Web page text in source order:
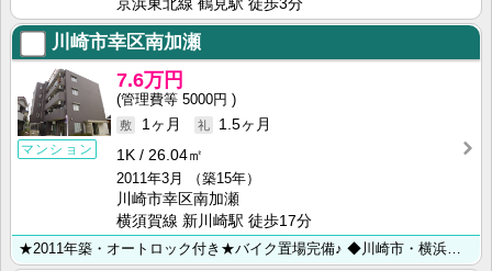
京浜東北線 鶴見駅 徒歩3分
川崎市幸区南加瀬
マンション
7.6万円
5000円
1ヶ月
1.5ヶ月
1K
26.04㎡
2011年3月
（築15年）
川崎市幸区南加瀬
横須賀線 新川崎駅 徒歩17分
★2011年築・オートロック付き★バイク置場完備♪ ◆川崎市・横浜市のお部屋探しは【㈱ライフハウジン･･･